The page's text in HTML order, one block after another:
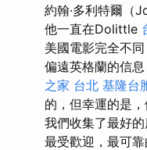
約翰·多利特爾（
他一直在Dolittle
美國電影完全不
偏遠英格蘭的信
之家 台北 基隆台
的，但幸運的是
我們收集了最好
最受歡迎，最可